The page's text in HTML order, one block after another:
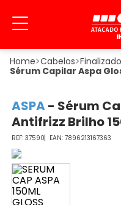
Cabelos
Sérum Capilar Aspa
ASPA- Sérum
Antifrizz Brilho
37590 7896213167363